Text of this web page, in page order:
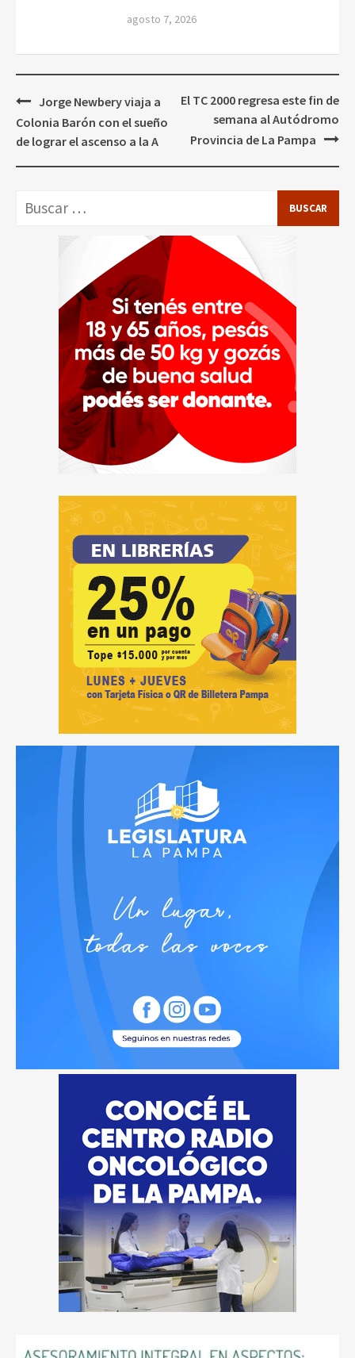
agosto 7, 2026
Navegación
de
entradas
Jorge Newbery viaja a
Colonia Barón con el sueño
de lograr el ascenso a la A
El TC 2000 regresa este fin de
semana al Autódromo
Provincia de La Pampa
Buscar: